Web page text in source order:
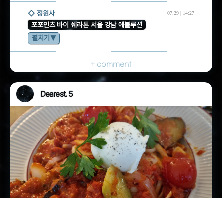
◇ 정원사 07.29 | 14:27
포포인츠 바이 쉐라톤 서울 강남 에볼루션
펼치기
+ comment
Dearest. 5